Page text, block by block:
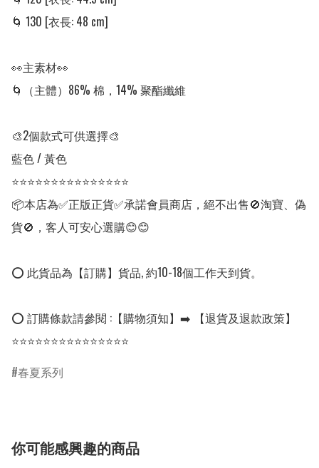
🌀 130 [衣長: 48 cm]
👀主素材👀
🌀（主體）86% 棉，14% 聚酯纖維
🎨2個款式可供選擇🎨
藍色 / 黃色
⭐⭐⭐⭐⭐⭐⭐⭐⭐⭐⭐⭐⭐⭐⭐
📦本店為✅正版正貨✅承諾會員商店，絕不出售🚫淘寶、偽
貨🚫，客人可安心選購😊😊
⭕ 此貨品為【訂購】貨品, 約10-18個工作天到貨。
⭕ 訂購條款請參閱 :【購物須知】➡️ 【退貨及退款政策】
⭐⭐⭐⭐⭐⭐⭐⭐⭐⭐⭐⭐⭐⭐⭐
春夏系列
你可能感興趣的商品